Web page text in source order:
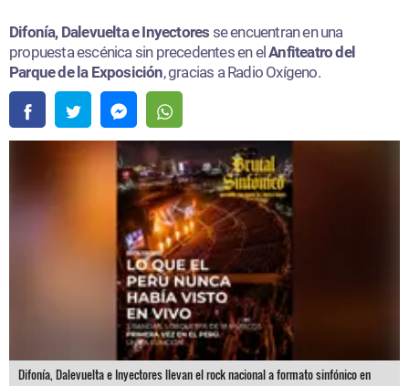
Difonía, Dalevuelta e Inyectores se encuentran en una
propuesta escénica sin precedentes en elAnfiteatro del
Parque de la Exposición, gracias a Radio Oxígeno.
Difonía, Dalevuelta e Inyectores llevan el rock nacional a formato sinfónico en